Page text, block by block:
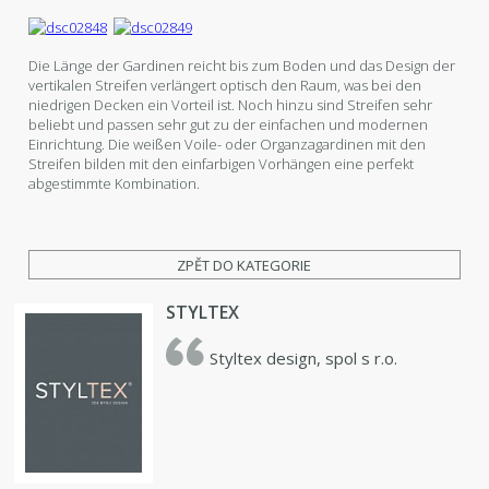
Die Länge der Gardinen reicht bis zum Boden und das Design der
vertikalen Streifen verlängert optisch den Raum, was bei den
niedrigen Decken ein Vorteil ist. Noch hinzu sind Streifen sehr
beliebt und passen sehr gut zu der einfachen und modernen
Einrichtung. Die weißen Voile- oder Organzagardinen mit den
Streifen bilden mit den einfarbigen Vorhängen eine perfekt
abgestimmte Kombination.
ZPĚT DO KATEGORIE
STYLTEX
Styltex design, spol s r.o.